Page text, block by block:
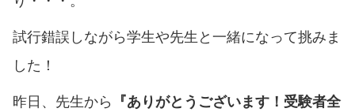
試行錯誤しながら学生や先生と一緒になって挑みま
した！
昨日、先生から 『ありがとうございます！受験者全